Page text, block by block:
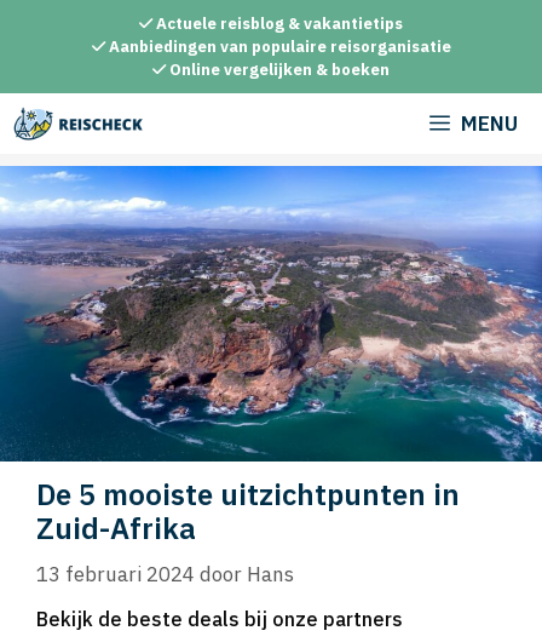
inhoud
Actuele reisblog & vakantietips
Aanbiedingen van populaire reisorganisatie
Online vergelijken & boeken
MENU
De 5 mooiste uitzichtpunten in
Zuid-Afrika
13 februari 2024 door Hans
Bekijk de beste deals bij onze partners